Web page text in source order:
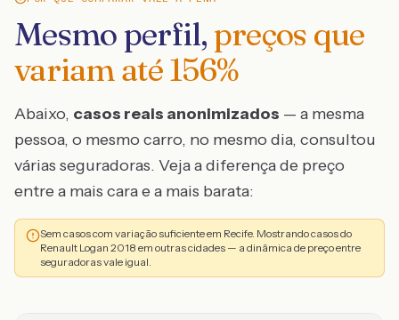
Mesmo perfil, preços que
variam até156%
Abaixo, casos reais anonimizados — a mesma
pessoa, o mesmo carro, no mesmo dia, consultou
várias seguradoras. Veja a diferença de preço
entre a mais cara e a mais barata:
Sem casos com variação suficiente em Recife. Mostrando casos do
Renault Logan 2018 em outras cidades — a dinâmica de preço entre
seguradoras vale igual.